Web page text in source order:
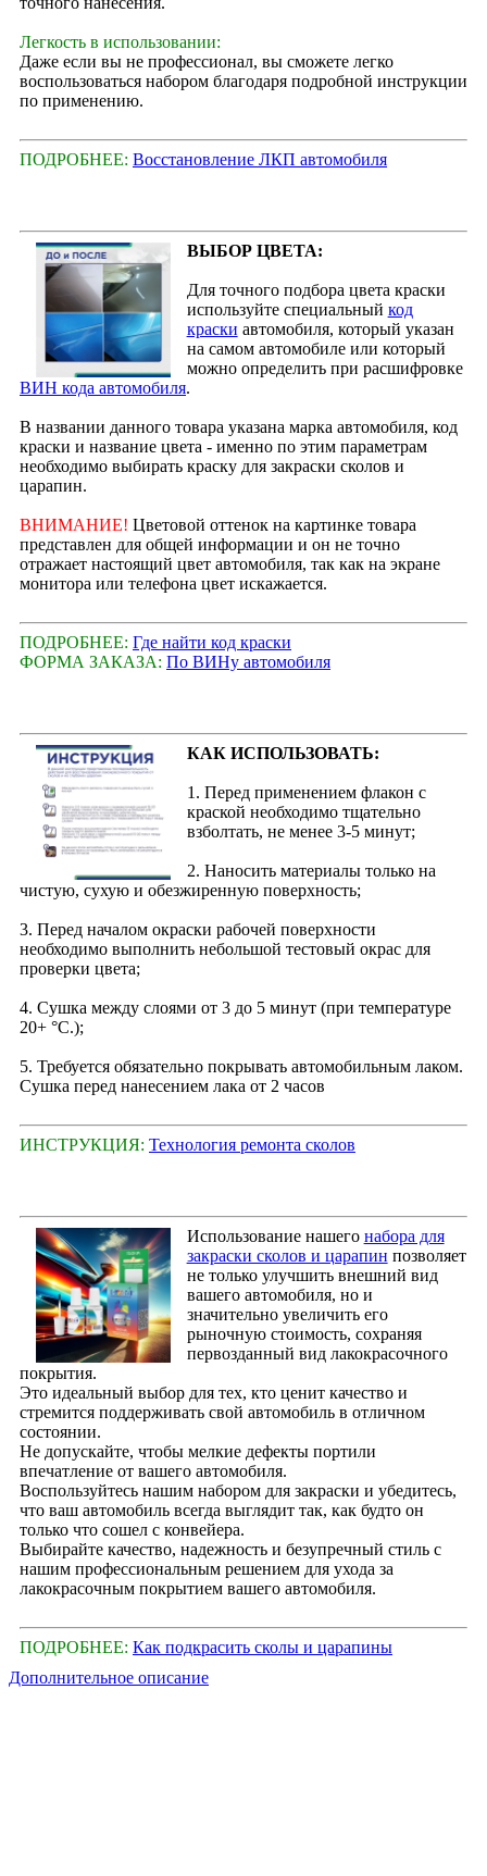
Легкость в использовании:
Даже если вы не профессионал, вы сможете легко
воспользоваться набором благодаря подробной инструкции
по применению.
ПОДРОБНЕЕ: Восстановление ЛКП автомобиля
ВЫБОР ЦВЕТА:
Для точного подбора цвета краски
используйте специальный код
краски автомобиля, который указан
на самом автомобиле или который
можно определить при расшифровке
ВИН кода автомобиля.
В названии данного товара указана марка автомобиля, код
краски и название цвета - именно по этим параметрам
необходимо выбирать краску для закраски сколов и
царапин.
ВНИМАНИЕ! Цветовой оттенок на картинке товара
представлен для общей информации и он не точно
отражает настоящий цвет автомобиля, так как на экране
монитора или телефона цвет искажается.
ПОДРОБНЕЕ: Где найти код краски
ФОРМА ЗАКАЗА: По ВИНу автомобиля
КАК ИСПОЛЬЗОВАТЬ:
1. Перед применением флакон с
краской необходимо тщательно
взболтать, не менее 3-5 минут;
2. Наносить материалы только на
чистую, сухую и обезжиренную поверхность;
3. Перед началом окраски рабочей поверхности
необходимо выполнить небольшой тестовый окрас для
проверки цвета;
4. Сушка между слоями от 3 до 5 минут (при температуре
20+ °С.);
5. Требуется обязательно покрывать автомобильным лаком.
Сушка перед нанесением лака от 2 часов
ИНСТРУКЦИЯ: Технология ремонта сколов
Использование нашего набора для
закраски сколов и царапин позволяет
не только улучшить внешний вид
вашего автомобиля, но и
значительно увеличить его
рыночную стоимость, сохраняя
первозданный вид лакокрасочного
покрытия.
Это идеальный выбор для тех, кто ценит качество и
стремится поддерживать свой автомобиль в отличном
состоянии.
Не допускайте, чтобы мелкие дефекты портили
впечатление от вашего автомобиля.
Воспользуйтесь нашим набором для закраски и убедитесь,
что ваш автомобиль всегда выглядит так, как будто он
только что сошел с конвейера.
Выбирайте качество, надежность и безупречный стиль с
нашим профессиональным решением для ухода за
лакокрасочным покрытием вашего автомобиля.
ПОДРОБНЕЕ: Как подкрасить сколы и царапины
Дополнительное описание